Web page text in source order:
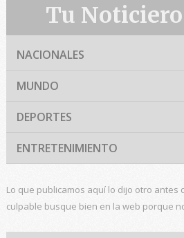
Tu
NACIONALES
MUNDO
DEPORTES
ENTRETENIMIENTO
Lo que publicamos aquí lo dijo otro antes
culpable busque bien en la web porque